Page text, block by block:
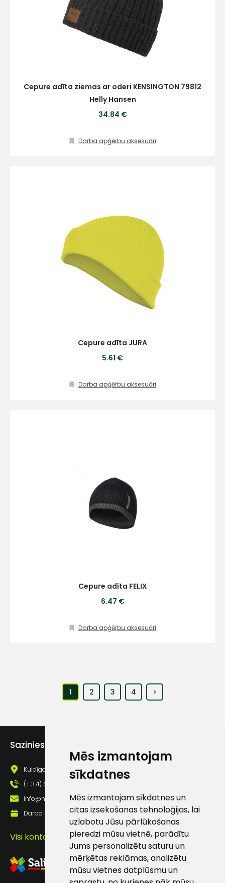
Mēs izmantojam
sīkdatnes
Mēs izmantojam sīkdatnes un
citas izsekošanas tehnoloģijas, lai
uzlabotu Jūsu pārlūkošanas
pieredzi mūsu vietnē, parādītu
Jums personalizētu saturu un
mērķētas reklāmas, analizētu
mūsu vietnes datplūsmu un
Cepure adīta ziemas ar oderi KENSINGTON 79812
Helly Hansen
34.84 €
Darba apģērbu aksesuāri
Cepure adīta JURA
5.61 €
Darba apģērbu aksesuāri
Cepure adīta FELIX
6.47 €
Darba apģērbu aksesuāri
1 2 3 4 >
Sazinies ar mums
Kuldīgas iela 69a, Saldus, Saldus nov., LV - 3801
(+ 371) 63 881 186
info@hards.lv
Darba laiks: Darbadienās: 8:00 - 17:00
Visi kontakti